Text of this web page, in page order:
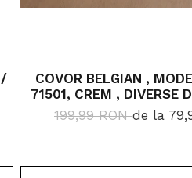
/
COVOR BELGIAN ,
71501, CREM , DIVERSE
199,99 RONde la